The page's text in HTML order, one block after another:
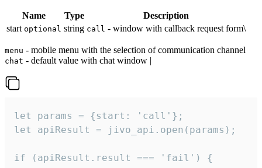
Name Type
Description
start optional string call - window with callback request form\
menu - mobile menu with the selection of communication channel
chat - default value with chat window |
let params = {start: 'call'};
let apiResult = jivo_api.open(params);
if (apiResult.result === 'fail') {